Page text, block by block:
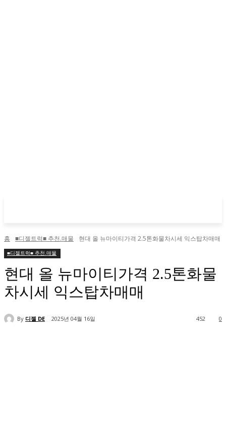
홈 ■디젤트럭■ 추천.매물 현대 올 뉴마이티가격 2.5톤화물차시세 익스탑차매매
■디젤트럭■ 추천.매물
현대 올 뉴마이티가격 2.5톤화물
차시세 익스탑차매매
By 디젤 DE 2025년 04월 16일 0
452